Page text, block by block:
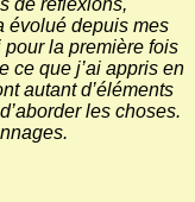
de réflexions,
évolué depuis mes
pour la première fois
ce que j’ai appris en
autant d’éléments
les choses.